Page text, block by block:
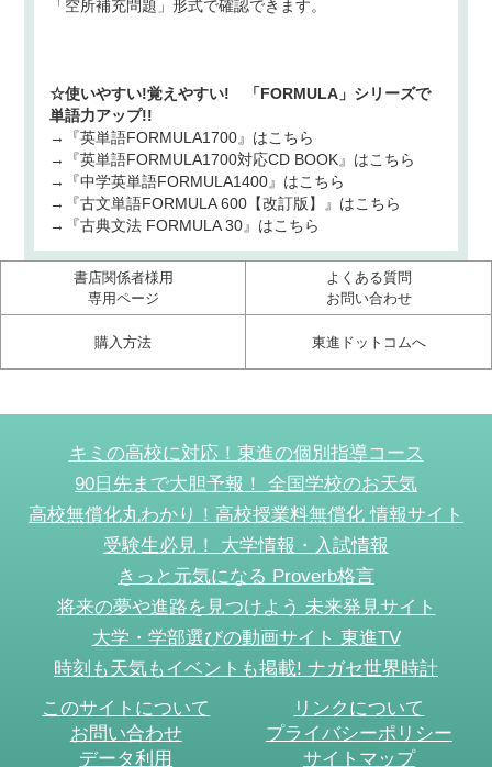
「空所補充問題」形式で確認できます。
☆使いやすい!覚えやすい! 「FORMULA」シリーズで
単語力アップ!!
→『英単語FORMULA1700』はこちら
→『英単語FORMULA1700対応CD BOOK』はこちら
→『中学英単語FORMULA1400』はこちら
→『古文単語FORMULA 600【改訂版】』はこちら
→『古典文法 FORMULA 30』はこちら
書店関係者様用
専用ページ
よくある質問
お問い合わせ
購入方法 東進ドットコムへ
キミの高校に対応！東進の個別指導コース
90日先まで大胆予報！ 全国学校のお天気
高校無償化丸わかり！高校授業料無償化 情報サイト
受験生必見！ 大学情報・入試情報
きっと元気になる Proverb格言
将来の夢や進路を見つけよう 未来発見サイト
大学・学部選びの動画サイト 東進TV
時刻も天気もイベントも掲載! ナガセ世界時計
このサイトについて
リンクについて
お問い合わせ
プライバシーポリシー
データ利用
サイトマップ